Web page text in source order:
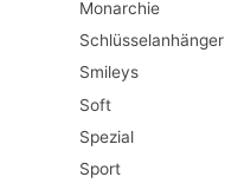
Monarchie
Schlüsselanhänger
Smileys
Soft
Spezial
Sport